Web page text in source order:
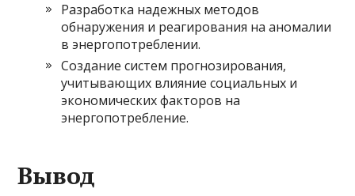
Разработка надежных методов
обнаружения и реагирования на аномалии
в энергопотреблении.
Создание систем прогнозирования,
учитывающих влияние социальных и
экономических факторов на
энергопотребление.
Вывод